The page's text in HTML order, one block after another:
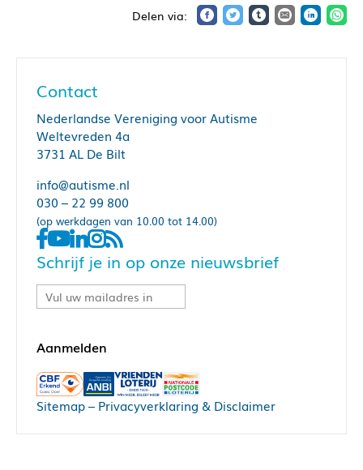
Contact
Nederlandse Vereniging voor Autisme
Weltevreden 4a
3731 AL De Bilt
info@autisme.nl
030 – 22 99 800
(op werkdagen van 10.00 tot 14.00)
Schrijf je in op onze nieuwsbrief
Sitemap– Privacyverklaring & Disclaimer